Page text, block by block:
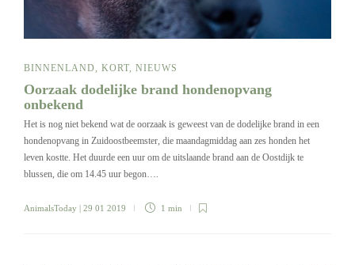
BINNENLAND KORT NIEUWS
Oorzaak dodelijke brand hondenopvang
onbekend
Het is nog niet bekend wat de oorzaak is geweest van de dodelijke brand in een
hondenopvang in Zuidoostbeemster, die maandagmiddag aan zes honden het
leven kostte. Het duurde een uur om de uitslaande brand aan de Oostdijk te
blussen, die om 14.45 uur begon….
AnimalsToday | 29 01 2019 1 min